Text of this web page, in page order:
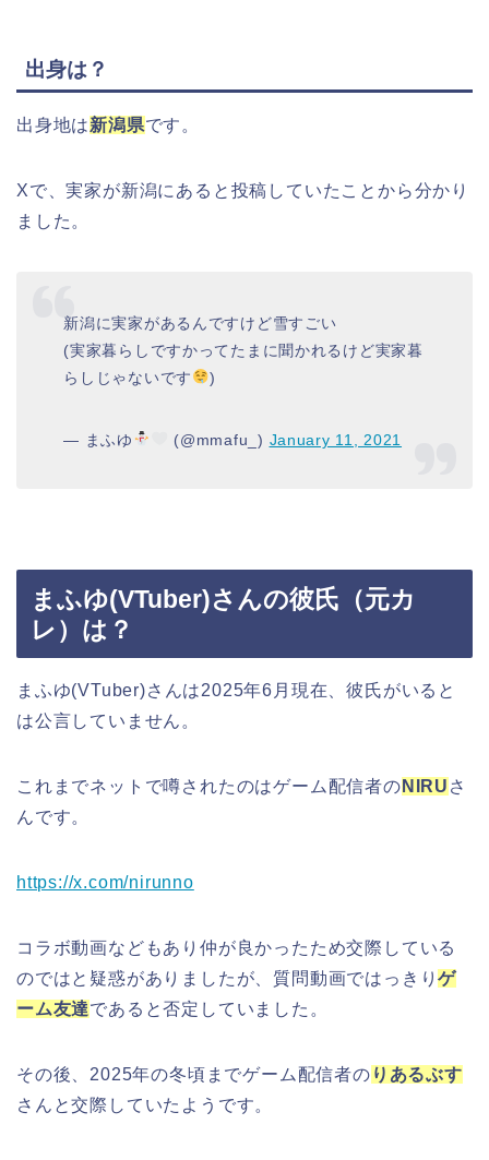
出身は？
出身地は新潟県です。
Xで、実家が新潟にあると投稿していたことから分かり
ました。
新潟に実家があるんですけど雪すごい
(実家暮らしですかってたまに聞かれるけど実家暮
らしじゃないです
)
— まふゆ (@mmafu_) January 11, 2021
まふゆ(VTuber)さんの彼氏（元カ
レ）は？
まふゆ(VTuber)さんは2025年6月現在、彼氏がいると
は公言していません。
これまでネットで噂されたのはゲーム配信者の NIRU さ
んです。
https://x.com/nirunno
コラボ動画などもあり仲が良かったため交際している
のではと疑惑がありましたが、質問動画ではっきりゲ
ーム友達であると否定していました。
その後、2025年の冬頃までゲーム配信者の りあるぶす
さんと交際していたようです。